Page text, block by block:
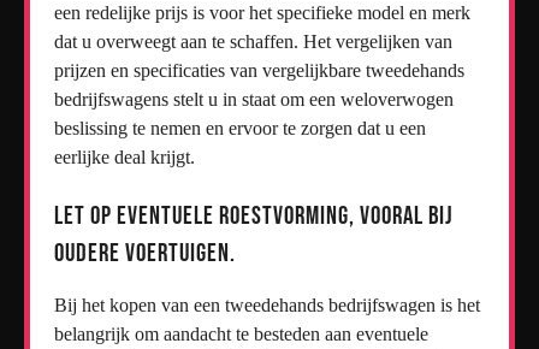
een redelijke prijs is voor het specifieke model en merk
dat u overweegt aan te schaffen. Het vergelijken van
prijzen en specificaties van vergelijkbare tweedehands
bedrijfswagens stelt u in staat om een weloverwogen
beslissing te nemen en ervoor te zorgen dat u een
eerlijke deal krijgt.
Let op eventuele roestvorming, vooral bij
oudere voertuigen.
Bij het kopen van een tweedehands bedrijfswagen is het
belangrijk om aandacht te besteden aan eventuele